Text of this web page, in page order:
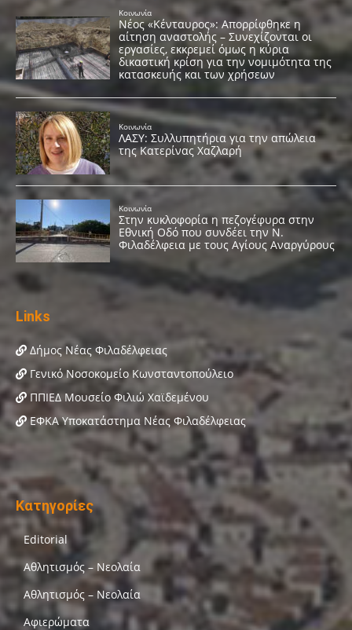
Links
Δήμος Νέας Φιλαδέλφειας
Γενικό Νοσοκομείο Κωνσταντοπούλειο
ΠΠΙΕΔ Μουσείο Φιλιώ Χαϊδεμένου
ΕΦΚΑ Υποκατάστημα Νέας Φιλαδέλφειας
Κατηγορίες
Editorial
Αθλητισμός – Νεολαία
Αθλητισμός – Νεολαία
Αφιερώματα